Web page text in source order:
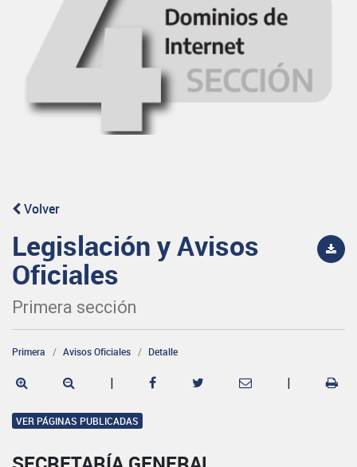
Volver
Legislación y Avisos
Oficiales
Primera sección
Primera Avisos Oficiales Detalle
| |
VER PÁGINAS PUBLICADAS